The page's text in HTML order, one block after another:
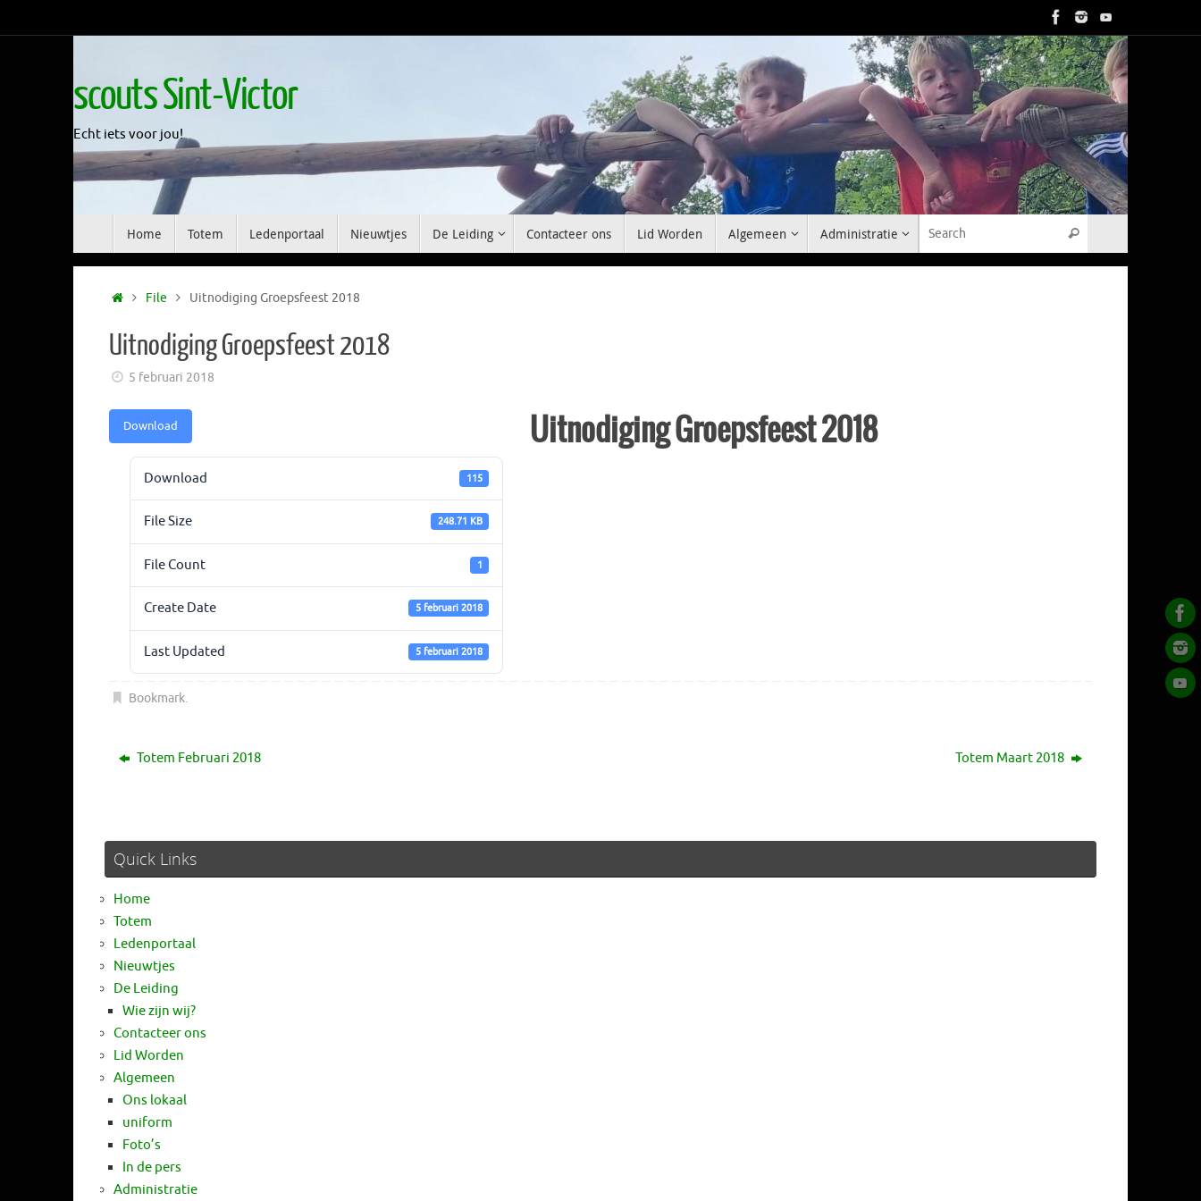
to
scouts Sint-Victor
Echt iets voor jou!
Home Totem Ledenportaal Nieuwtjes De Leiding Contacteer ons Lid Worden Algemeen Administratie Search
Home
File Uitnodiging Groepsfeest 2018
Uitnodiging Groepsfeest 2018
5 februari 2018
Download
Download 115
File Size 248.71 KB
File Count 1
Create Date 5 februari 2018
Last Updated 5 februari 2018
Uitnodiging Groepsfeest 2018
Bookmark.
Totem Februari 2018 Totem Maart 2018
Quick Links
Home
Totem
Ledenportaal
Nieuwtjes
De Leiding
Wie zijn wij?
Contacteer ons
Lid Worden
Algemeen
Ons lokaal
uniform
Foto’s
In de pers
Administratie